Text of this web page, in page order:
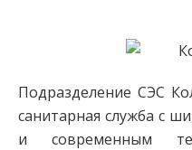
Подразделение СЭС
санитарная служба с
и современным